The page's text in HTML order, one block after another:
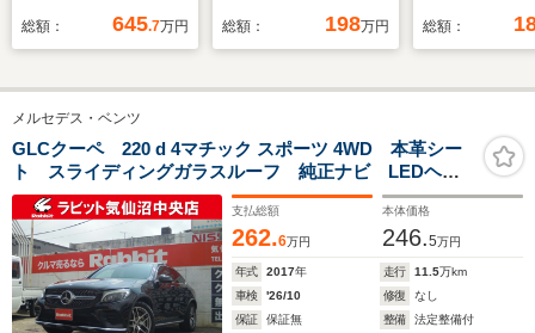
グ/BT) モデリスタフ
フティ 全方位モニタ
ー 前後コーナーセン
サー 両側パワスラ オ
ートハイビーム
ETC2.0 電動リアゲー
ト
総額： 645.7万円 総額： 198万円
ラ フルセグ
総額：
メルセデス・ベンツ
GLCクーペ 220 d 4マチック スポーツ 4WD 本革シー
ト スライディングガラスルーフ 純正ナビ LEDヘッ
ドランプ パワーバックドア
支払総額
262.6万円
本体価格
246.5万円
年式 2017年 走行 11.5万km
車検
'26/10 修復
なし
保証
保証無 整備
法定整備付